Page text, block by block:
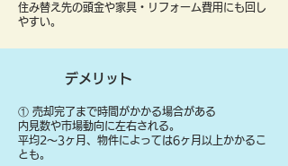
住み替え先の頭金や家具・リフォーム費用にも回し
やすい。
デメリット
① 売却完了まで時間がかかる場合がある
内見数や市場動向に左右される。
平均2〜3ヶ月、物件によっては6ヶ月以上かかるこ
とも。